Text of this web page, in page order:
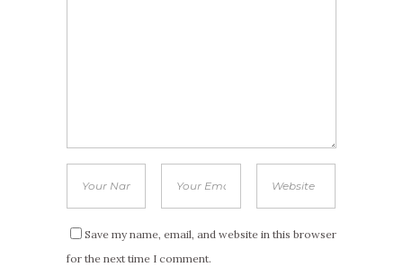
Save my name, email, and website in this browser
for the next time I comment.